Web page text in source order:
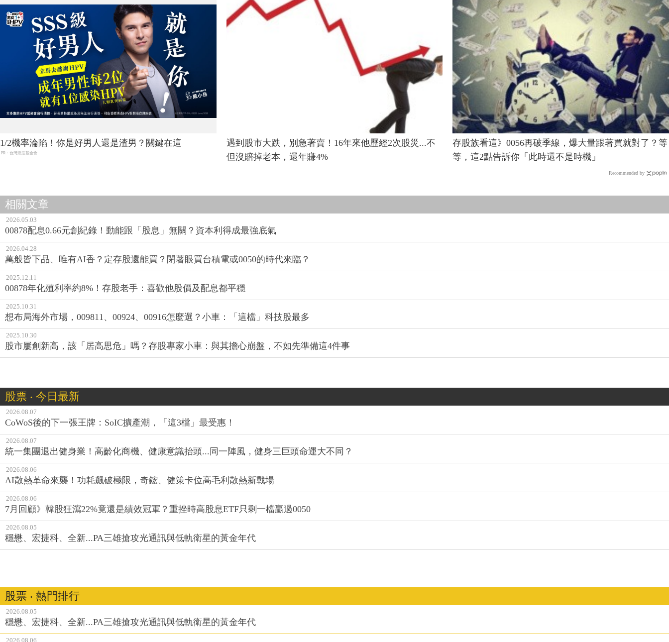
1/2機率淪陷！你是好男人還是渣男？關鍵在這
PR・台灣癌症基金會
遇到股市大跌，別急著賣！16年來他歷經2次股災...不
但沒賠掉老本，還年賺4%
存股族看這》0056再破季線，爆大量跟著買就對了？等
等，這2點告訴你「此時還不是時機」
Recommended by
相關文章
2026.05.03
00878配息0.66元創紀錄！動能跟「股息」無關？資本利得成最強底氣
2026.04.28
萬般皆下品、唯有AI香？定存股還能買？閉著眼買台積電或0050的時代來臨？
2025.12.11
00878年化殖利率約8%！存股老手：喜歡他股價及配息都平穩
2025.10.31
想布局海外市場，009811、00924、00916怎麼選？小車：「這檔」科技股最多
2025.10.30
股市屢創新高，該「居高思危」嗎？存股專家小車：與其擔心崩盤，不如先準備這4件事
股票 ‧ 今日最新
2026.08.07
CoWoS後的下一張王牌：SoIC擴產潮，「這3檔」最受惠！
2026.08.07
統一集團退出健身業！高齡化商機、健康意識抬頭...同一陣風，健身三巨頭命運大不同？
2026.08.06
AI散熱革命來襲！功耗飆破極限，奇鋐、健策卡位高毛利散熱新戰場
2026.08.06
7月回顧》韓股狂瀉22%竟還是績效冠軍？重挫時高股息ETF只剩一檔贏過0050
2026.08.05
穩懋、宏捷科、全新...PA三雄搶攻光通訊與低軌衛星的黃金年代
股票 ‧ 熱門排行
2026.08.05
穩懋、宏捷科、全新...PA三雄搶攻光通訊與低軌衛星的黃金年代
2026.08.06